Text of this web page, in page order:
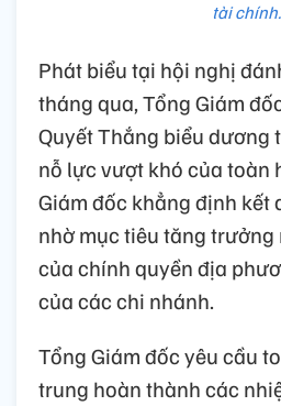
tài chính.
Phát biểu tại hội nghị
tháng qua, Tổng Giám
Quyết Thắng biểu dương
nỗ lực vượt khó của toàn
Giám đốc khẳng định kết
nhờ mục tiêu tăng trưởng
của chính quyền địa
của các chi nhánh.
Tổng Giám đốc yêu cầu
trung hoàn thành các